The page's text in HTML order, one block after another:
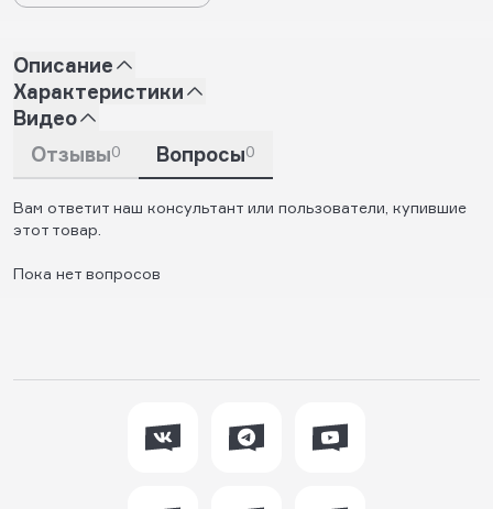
Описание
Характеристики
Видео
Отзывы0 Вопросы0
Вам ответит наш консультант или пользователи, купившие
этот товар.
Пока нет вопросов